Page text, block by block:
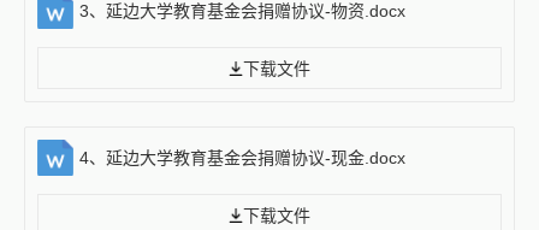
3、延边大学教育基金会捐赠协议-物资.docx
下载文件
4、延边大学教育基金会捐赠协议-现金.docx
下载文件